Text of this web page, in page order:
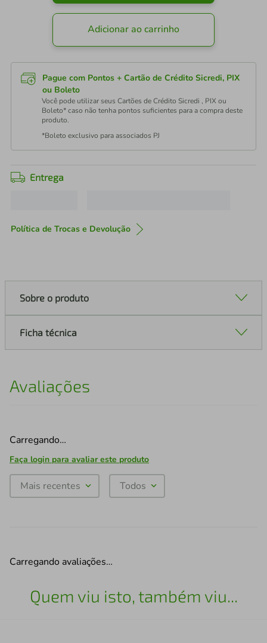
Adicionar ao carrinho
Pague com Pontos + Cartão de Crédito Sicredi, PIX
ou Boleto
Você pode utilizar seus Cartões de Crédito Sicredi , PIX ou
Boleto* caso não tenha pontos suficientes para a compra deste
produto.
*Boleto exclusivo para associados PJ
Entrega
Política de Trocas e Devolução
Sobre o produto
Ficha técnica
Avaliações
Carregando…
Faça login para avaliar este produto
Mais recentes Todos
Carregando avaliações…
Quem viu isto, também viu...